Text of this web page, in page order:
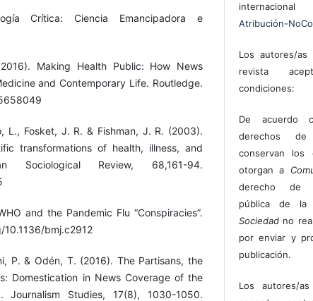
Crítica: Ciencia Emancipadora e
Making Health Public: How News
and Contemporary Life. Routledge.
L., Fosket, J. R. & Fishman, J. R. (2003).
transformations of health, illness, and
Sociological Review, 68,161-94.
and the Pandemic Flu “Conspiracies”.
bmj.c2912
P. & Odén, T. (2016). The Partisans, the
Domestication in News Coverage of the
Studies, 17(8), 1030-1050.
internacional
Atribución-
Los autores/
revista
condiciones:
De acuerdo
derechos
conservan los
otorgan a
derecho de
pública de la
Sociedad no
por enviar y
publicación.
Los autores/